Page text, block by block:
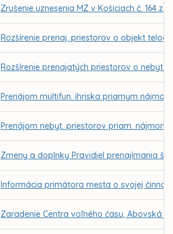
Zrušenie uznesenia MZ v Košiciach č. 164
Rozšírenie prenaj. priestorov o objekt
Rozšírenie prenajatých priestorov o nebyt.
Prenájom multifun. ihriska priamym
Prenájom nebyt. priestorov priam. nájmom
Zmeny a doplnky Pravidiel prenajímania
Informácia primátora mesta o svojej
Zaradenie Centra voľného času, Abovská